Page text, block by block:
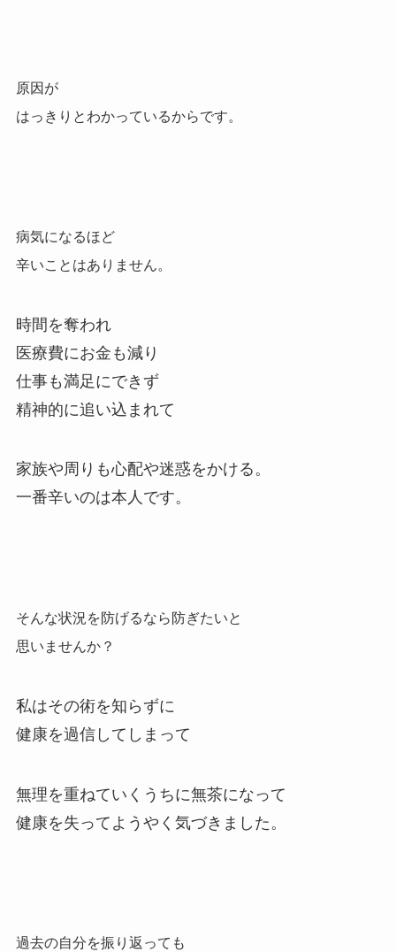
原因が
はっきりとわかっているからです。
病気になるほど
辛いことはありません。
時間を奪われ
医療費にお金も減り
仕事も満足にできず
精神的に追い込まれて
家族や周りも心配や迷惑をかける。
一番辛いのは本人です。
そんな状況を防げるなら防ぎたいと
思いませんか？
私はその術を知らずに
健康を過信してしまって
無理を重ねていくうちに無茶になって
健康を失ってようやく気づきました。
過去の自分を振り返っても